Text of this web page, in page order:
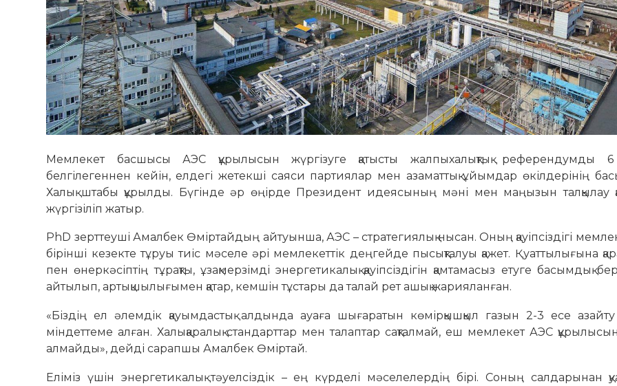
Мемлекет басшысы АЭС құрылысын жүргізуге қатысты жалпыхалықтық референдумды 6
белгілегеннен кейін, елдегі жетекші саяси партиялар мен азаматтық ұйымдар өкілдерінің
Халық штабы құрылды. Бүгінде әр өңірде Президент идеясының мәні мен маңызын талқылау
жүргізіліп жатыр.
PhD зерттеуші Амалбек Өміртайдың айтуынша, АЭС – стратегиялық нысан. Оның қауіпсіздігі
бірінші кезекте тұруы тиіс мәселе әрі мемлекеттік деңгейде пысықталуы қажет. Қуаттылығына
пен өнеркәсіптің тұрақты, ұзақ­мерзімді энергетикалық қауіп­сіздігін қамтамасыз етуге басымдық
айтылып, артық­шылығымен қатар, кем­шін тұстары да талай рет ашық жарияланған.
«Біздің ел әлемдік қауым­дастық алдында ауаға шығара­тын көмір­қыш­қыл газын 2-3 есе
міндеттеме алған. Халықаралық стандарттар мен талаптар сақтал­май, еш мемлекет АЭС
алмайды», дейді сарапшы Амалбек Өміртай.
Еліміз үшін энергетикалық тәуелсіздік – ең күрделі мәселе­лер­дің бірі. Соның салдарынан